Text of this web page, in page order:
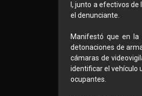
I, junto a efectivos de
el denunciante.
Manifestó que en la
detonaciones de
cámaras de
identificar el vehículo
ocupantes.